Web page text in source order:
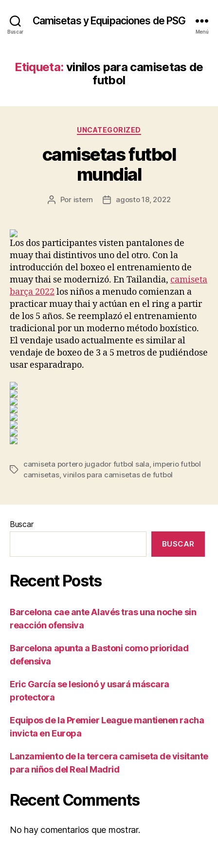
Buscar
Camisetas y Equipaciones de PSG
Menú
Etiqueta: vinilos para camisetas de
futbol
Categorías
UNCATEGORIZED
camisetas futbol
mundial
Autor
Por istern
Fechaagosto 18, 2022
Los dos participantes visten pantalones de
muay thai distintivos uno del otro. Con la
introducción del boxeo el entrenamiento de
muay thai se modernizó. En Tailandia, camiseta
barça 2022 los niños a menudo comienzan a
practicar muay thai y actúan en el ring a partir
de los 5 años. Se reemplazó el entrenamiento
tradicional por un moderno método boxístico.
El vendaje usado actualmente es similar al
vendaje de boxeo de 3 a 5 metros de pudiéndose
usar esparadrapo.
Etiquetas
camiseta portero jugador futbol sala, imperio futbol
camisetas,vinilos para camisetas de futbol
Buscar
BUSCAR
Recent Posts
Barcelona cae ante Alavés tras una noche sin
reacción ofensiva
Barcelona apunta a Bastoni como prioridad
defensiva
Eric García se lesionó y usará máscara
protectora
Equipos de la Premier League mantienen racha
invicta en Europa
Lanzamiento de la tercera camiseta de visitante
para niños del Real Madrid
Recent Comments
No hay comentarios que mostrar.